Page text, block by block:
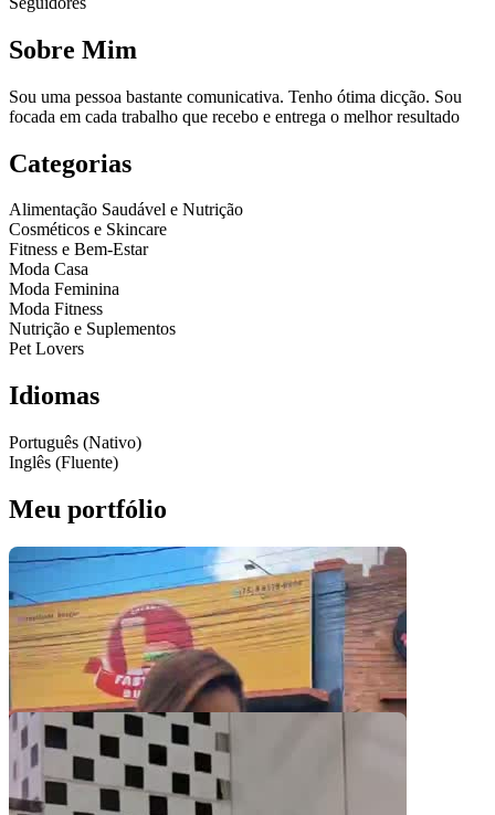
Sobre Mim
Sou uma pessoa bastante comunicativa. Tenho ótima dicção. Sou
focada em cada trabalho que recebo e entrega o melhor resultado
Categorias
Alimentação Saudável e Nutrição
Cosméticos e Skincare
Fitness e Bem-Estar
Moda Casa
Moda Feminina
Moda Fitness
Nutrição e Suplementos
Pet Lovers
Idiomas
Português (Nativo)
Inglês (Fluente)
Meu portfólio